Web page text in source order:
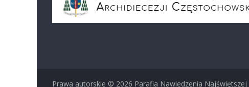
Prawa autorskie © 2026 Parafia Nawiedzenia